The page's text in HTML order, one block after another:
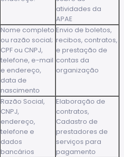
atividades da
APAE
Nome completo
ou razão social;
CPF ou CNPJ,
telefone, e-mail
e endereço,
data de
nascimento
Envio de boletos,
recibos, contratos,
e prestação de
contas da
organização
Razão Social,
CNPJ,
endereço,
telefone e
dados
bancários
Elaboração de
contratos,
Cadastro de
prestadores de
serviços para
pagamento